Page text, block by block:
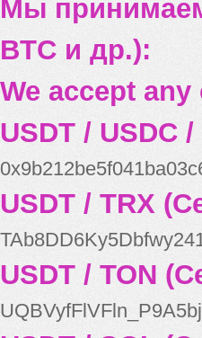
Мы
BTC и др.):
We accept any
USDT / USDC
USDT / TRX
USDT / TON